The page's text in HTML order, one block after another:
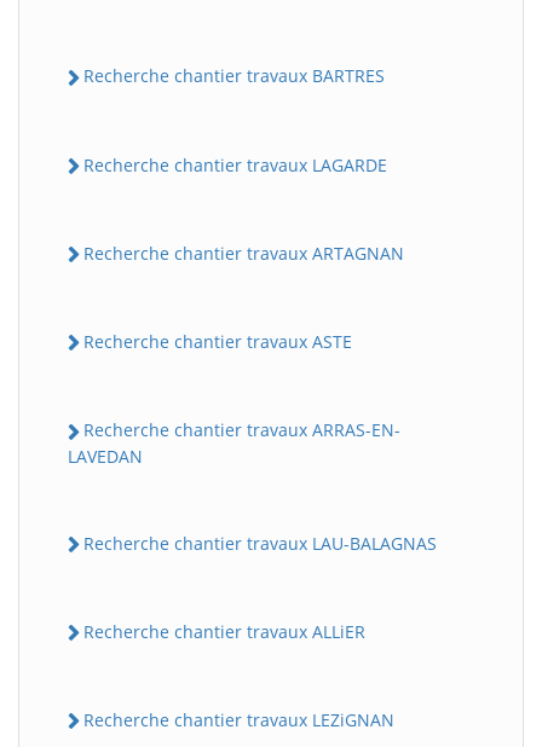
Recherche chantier travaux BARTRES
Recherche chantier travaux LAGARDE
Recherche chantier travaux ARTAGNAN
Recherche chantier travaux ASTE
Recherche chantier travaux ARRAS-EN-
LAVEDAN
Recherche chantier travaux LAU-BALAGNAS
Recherche chantier travaux ALLiER
Recherche chantier travaux LEZiGNAN